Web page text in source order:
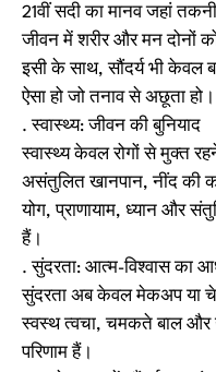
21वीं सदी का मानव जहां
जीवन में शरीर और मन दोनों
इसी के साथ, सौंदर्य भी केवल
ऐसा हो जो तनाव से अछूता
. स्वास्थ्य: जीवन की बुनियाद
स्वास्थ्य केवल रोगों से मुक्त
असंतुलित खानपान, नींद की
योग, प्राणायाम, ध्यान और
हैं।
. सुंदरता: आत्म-विश्वास का
सुंदरता अब केवल मेकअप या
स्वस्थ त्वचा, चमकते बाल और
परिणाम हैं।